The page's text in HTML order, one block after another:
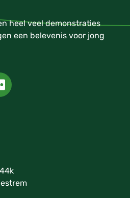
heel veel demonstraties
een belevenis voor jong